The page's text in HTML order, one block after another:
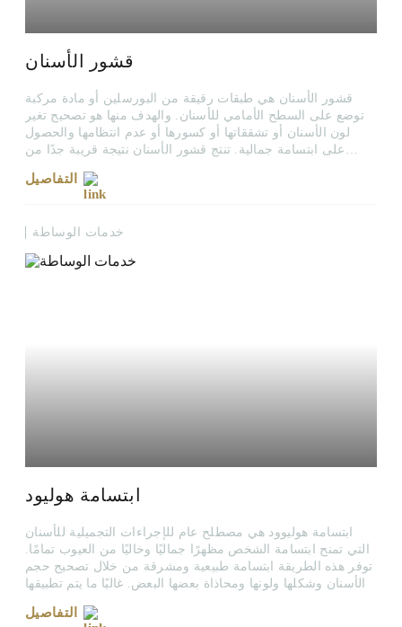
قشور الأسنان
قشور الأسنان هي طبقات رقيقة من البورسلين أو مادة مركبة
توضع على السطح الأمامي للأسنان. والهدف منها هو تصحيح تغير
لون الأسنان أو تشققاتها أو كسورها أو عدم انتظامها والحصول
على ابتسامة جمالية. تنتج قشور الأسنان نتيجة قريبة جدًا من
التفاصيل
خدمات الوساطة
ابتسامة هوليود
ابتسامة هوليوود هي مصطلح عام للإجراءات التجميلية للأسنان
التي تمنح ابتسامة الشخص مظهرًا جماليًا وخاليًا من العيوب تمامًا.
توفر هذه الطريقة ابتسامة طبيعية ومشرقة من خلال تصحيح حجم
الأسنان وشكلها ولونها ومحاذاة بعضها البعض. غالبًا ما يتم تطبيقها
تقويم الأسنان.
التفاصيل